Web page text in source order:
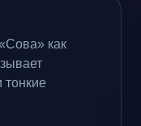
как
тонкие